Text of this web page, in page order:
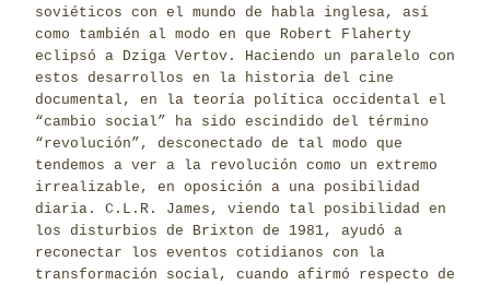
soviéticos con el mundo de habla inglesa, así
como también al modo en que Robert Flaherty
eclipsó a Dziga Vertov. Haciendo un paralelo con
estos desarrollos en la historia del cine
documental, en la teoría política occidental el
“cambio social” ha sido escindido del término
“revolución”, desconectado de tal modo que
tendemos a ver a la revolución como un extremo
irrealizable, en oposición a una posibilidad
diaria. C.L.R. James, viendo tal posibilidad en
los disturbios de Brixton de 1981, ayudó a
reconectar los eventos cotidianos con la
transformación social, cuando afirmó respecto de